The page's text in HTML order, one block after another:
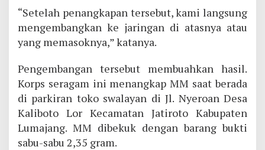
“Setelah penangkapan tersebut, kami langsung
mengembangkan ke jaringan di atasnya atau
yang memasoknya,” katanya.
Pengembangan tersebut membuahkan hasil.
Korps seragam ini menangkap MM saat berada
di parkiran toko swalayan di Jl. Nyeroan Desa
Kaliboto Lor Kecamatan Jatiroto Kabupaten
Lumajang. MM dibekuk dengan barang bukti
sabu-sabu 2,35 gram.